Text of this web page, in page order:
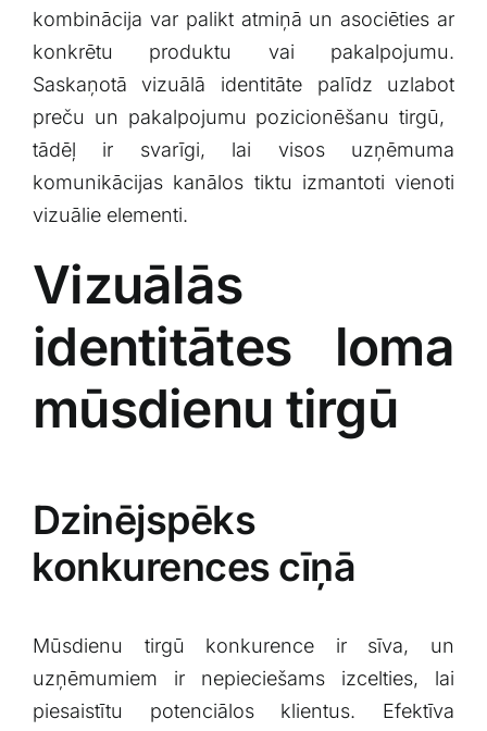
kombinācija var palikt atmiņā ⁢un asociēties ar
konkrētu produktu vai pakalpojumu.⁤
Saskaņotā vizuālā‌ identitāte‍ palīdz uzlabot
preču un pakalpojumu pozicionēšanu tirgū, ​
tādēļ ir svarīgi, lai visos⁢ uzņēmuma
komunikācijas kanālos‍ tiktu ​izmantoti vienoti
vizuālie elementi.
Vizuālās
‌identitātes‌ loma
mūsdienu tirgū
Dzinējspēks
⁢konkurences⁣ cīņā
Mūsdienu⁤ tirgū ‍konkurence‌ ir⁣ sīva, un
uzņēmumiem ir⁢ nepieciešams izcelties, lai
piesaistītu potenciālos klientus. Efektīva